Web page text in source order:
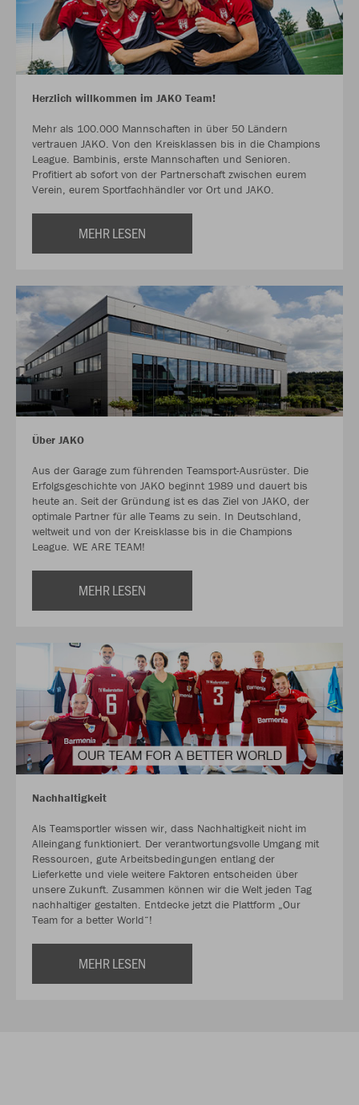
Herzlich willkommen im JAKO Team!
Mehr als 100.000 Mannschaften in über 50 Ländern
vertrauen JAKO. Von den Kreisklassen bis in die Champions
League. Bambinis, erste Mannschaften und Senioren.
Profitiert ab sofort von der Partnerschaft zwischen eurem
Verein, eurem Sportfachhändler vor Ort und JAKO.
MEHR LESEN
Über JAKO
Aus der Garage zum führenden Teamsport-Ausrüster. Die
Erfolgsgeschichte von JAKO beginnt 1989 und dauert bis
heute an. Seit der Gründung ist es das Ziel von JAKO, der
optimale Partner für alle Teams zu sein. In Deutschland,
weltweit und von der Kreisklasse bis in die Champions
League. WE ARE TEAM!
MEHR LESEN
Nachhaltigkeit
Als Teamsportler wissen wir, dass Nachhaltigkeit nicht im
Alleingang funktioniert. Der verantwortungsvolle Umgang mit
Ressourcen, gute Arbeitsbedingungen entlang der
Lieferkette und viele weitere Faktoren entscheiden über
unsere Zukunft. Zusammen können wir die Welt jeden Tag
nachhaltiger gestalten. Entdecke jetzt die Plattform „Our
Team for a better World“!
MEHR LESEN